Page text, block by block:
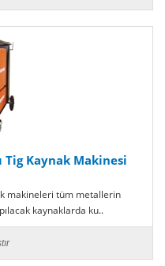
Tig Kaynak Makinesi
makineleri tüm metallerin
kaynaklarda ku..